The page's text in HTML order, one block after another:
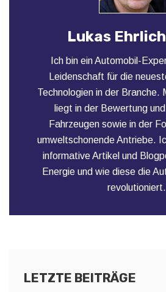
Lukas
Ich bin ein Automobil-
Leidenschaft für die
Technologien in der Branche.
liegt in der Bewertung
Fahrzeugen sowie in der
umweltschonende Antriebe.
informative Artikel und
Energie und wie diese die
revolutioniert.
LETZTE BEITRÄGE